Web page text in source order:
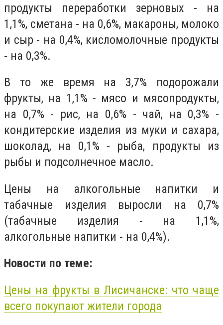
продукты переработки зерновых - на
1,1%, сметана - на 0,6%, макароны, молоко
и сыр - на 0,4%, кисломолочные продукты
- на 0,3%.
В то же время на 3,7% подорожали
фрукты, на 1,1% - мясо и мясопродукты,
на 0,7% - рис, на 0,6% - чай, на 0,3% -
кондитерские изделия из муки и сахара,
шоколад, на 0,1% - рыба, продукты из
рыбы и подсолнечное масло.
Цены на алкогольные напитки и
табачные изделия выросли на 0,7%
(табачные изделия - на 1,1%,
алкогольные напитки - на 0,4%).
Новости по теме:
Цены на фрукты в Лисичанске: что чаще
всего покупают жители города